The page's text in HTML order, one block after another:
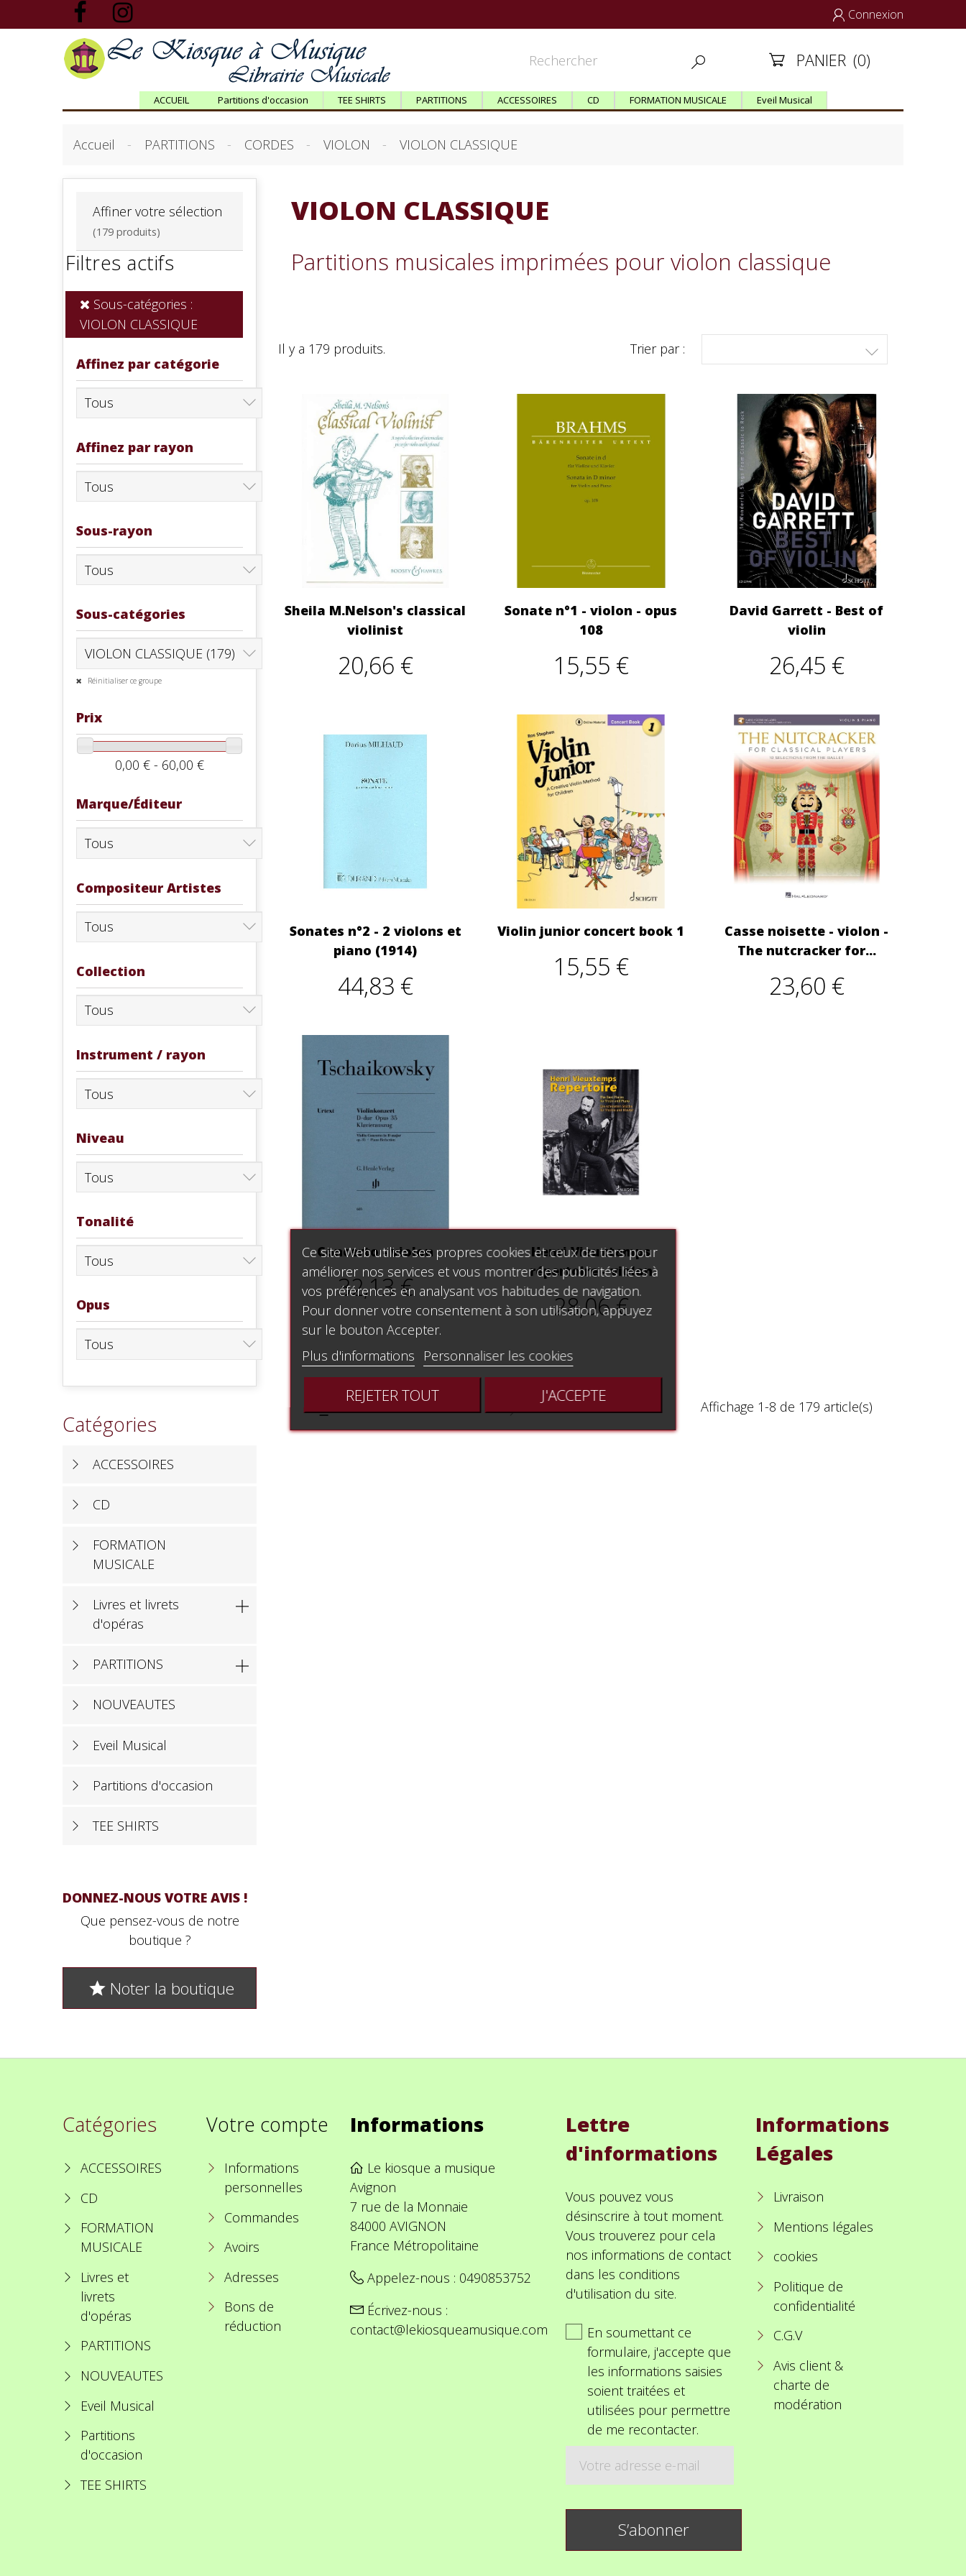
 Connexion
  PANIER (0)
ACCUEIL Partitions d'occasion TEE SHIRTS PARTITIONS ACCESSOIRES CD FORMATION MUSICALE Eveil Musical
Accueil PARTITIONS CORDES VIOLON VIOLON CLASSIQUE
Affiner votre sélection
(179 produits)
Filtres actifs
Sous-catégories :
VIOLON CLASSIQUE
Affinez par catégorie
Affinez par rayon
Sous-rayon
Sous-catégories
Réinitialiser ce groupe
Prix
0,00 € - 60,00 €
Marque/Éditeur
Compositeur Artistes
Collection
Instrument / rayon
Niveau
Tonalité
Opus
Catégories
ACCESSOIRES
CD
FORMATION
MUSICALE
Livres et livrets
d'opéras

PARTITIONS 
NOUVEAUTES
Eveil Musical
Partitions d'occasion
TEE SHIRTS
DONNEZ-NOUS VOTRE AVIS !
Que pensez-vous de notre
boutique ?
 Noter la boutique
VIOLON CLASSIQUE
Partitions musicales imprimées pour violon classique
Il y a 179 produits. Trier par : 
Sheila M.Nelson's classical
violinist
20,66 €
Sonate n°1 - violon - opus
108
15,55 €
David Garrett - Best of
violin
26,45 €
Sonates n°2 - 2 violons et
piano (1914)
44,83 €
Violin junior concert book 1
15,55 €
Casse noisette - violon -
The nutcracker for...
23,60 €
Concerto - violon
32,13 €
Henri Vieuxtemps
répertoire - violon
28,06 €
Affichage 1-8 de 179 article(s)
1 2 3 … 23 
Catégories
ACCESSOIRES
CD
FORMATION
MUSICALE
Livres et
livrets
d'opéras
PARTITIONS
NOUVEAUTES
Eveil Musical
Partitions
d'occasion
TEE SHIRTS
Votre compte
Informations
personnelles
Commandes
Avoirs
Adresses
Bons de
réduction
Informations
Le kiosque a musique
Avignon
7 rue de la Monnaie
84000 AVIGNON
France Métropolitaine
Appelez-nous : 0490853752
Écrivez-nous :
contact@lekiosqueamusique.com
Lettre
d'informations
Vous pouvez vous
désinscrire à tout moment.
Vous trouverez pour cela
nos informations de contact
dans les conditions
d'utilisation du site.
En soumettant ce
formulaire, j'accepte que
les informations saisies
soient traitées et
utilisées pour permettre
de me recontacter.
Informations
Légales
Livraison
Mentions légales
cookies
Politique de
confidentialité
C.G.V
Avis client &
charte de
modération
Ce site Web utilise ses propres cookies et ceux de tiers pour
améliorer nos services et vous montrer des publicités liées à
vos préférences en analysant vos habitudes de navigation.
Pour donner votre consentement à son utilisation, appuyez
sur le bouton Accepter.
Plus d'informations
Personnaliser les cookies
REJETER TOUT J'ACCEPTE